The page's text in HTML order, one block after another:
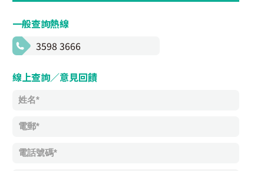
一般查詢熱線
3598 3666
線上查詢／意見回饋